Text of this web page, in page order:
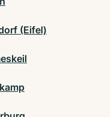
(Eifel)